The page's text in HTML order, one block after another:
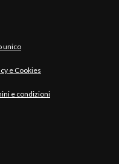
unico
e Cookies
e condizioni